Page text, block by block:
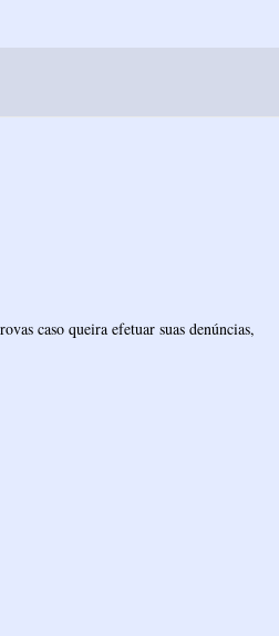
caso queira efetuar suas denúncias,